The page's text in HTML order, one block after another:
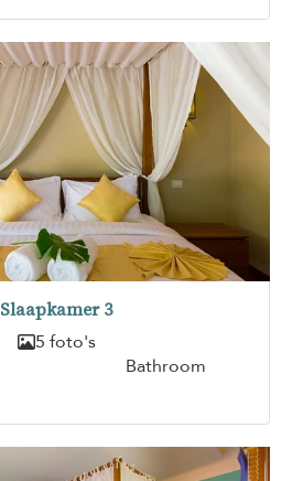
Slaapkamer 3
5 foto's
Bathroom